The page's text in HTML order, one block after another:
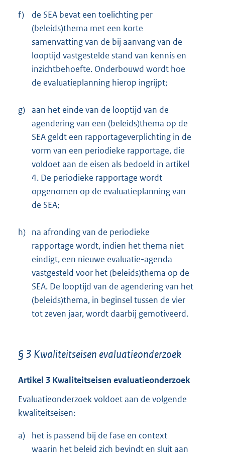
f)
de SEA bevat een toelichting per
(beleids)thema met een korte
samenvatting van de bij aanvang van de
looptijd vastgestelde stand van kennis en
inzichtbehoefte. Onderbouwd wordt hoe
de evaluatieplanning hierop ingrijpt;
g) aan het einde van de looptijd van de
agendering van een (beleids)thema op de
SEA geldt een rapportageverplichting in de
vorm van een periodieke rapportage, die
voldoet aan de eisen als bedoeld in artikel
4. De periodieke rapportage wordt
opgenomen op de evaluatieplanning van
de SEA;
h) na afronding van de periodieke
rapportage wordt, indien het thema niet
eindigt, een nieuwe evaluatie-agenda
vastgesteld voor het (beleids)thema op de
SEA. De looptijd van de agendering van het
(beleids)thema, in beginsel tussen de vier
tot zeven jaar, wordt daarbij gemotiveerd.
§ 3 Kwaliteitseisen evaluatieonderzoek
Artikel 3 Kwaliteitseisen evaluatieonderzoek
Evaluatieonderzoek voldoet aan de volgende
kwaliteitseisen:
a)
het is passend bij de fase en context
waarin het beleid zich bevindt en sluit aan